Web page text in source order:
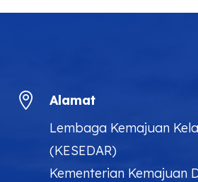

Alamat
Lembaga Kemajuan
(KESEDAR)
Kementerian Kemajuan